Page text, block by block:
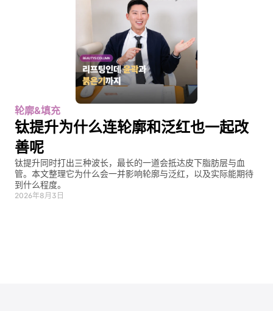
轮廓&填充
钛提升为什么连轮廓和泛红也一起改
善呢
钛提升同时打出三种波长，最长的一道会抵达皮下脂肪层与血
管。本文整理它为什么会一并影响轮廓与泛红，以及实际能期待
到什么程度。
2026年8月3日